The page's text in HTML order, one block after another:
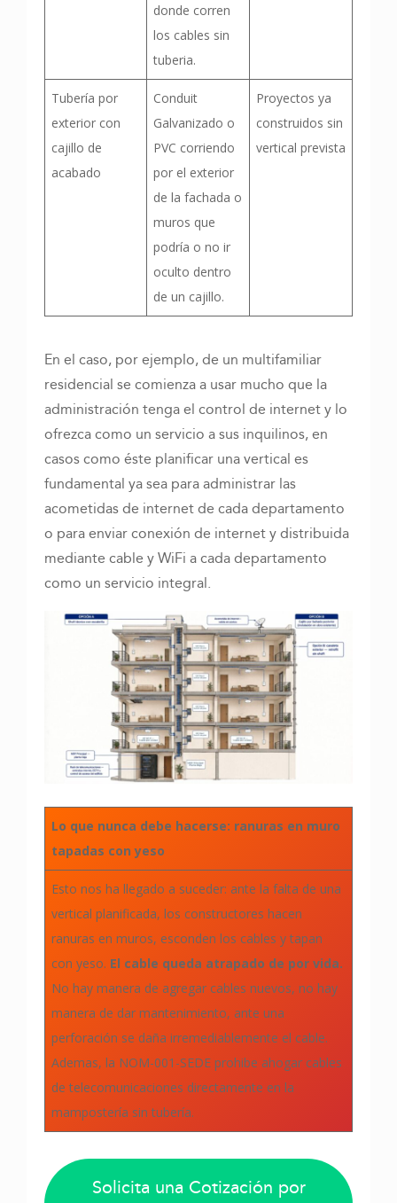
donde corren
los cables sin
tuberia.
Tubería por
exterior con
cajillo de
acabado
Conduit
Galvanizado o
PVC corriendo
por el exterior
de la fachada o
muros que
podría o no ir
oculto dentro
de un cajillo.
Proyectos ya
construidos sin
vertical prevista
En el caso, por ejemplo, de un multifamiliar
residencial se comienza a usar mucho que la
administración tenga el control de internet y lo
ofrezca como un servicio a sus inquilinos, en
casos como éste planificar una vertical es
fundamental ya sea para administrar las
acometidas de internet de cada departamento
o para enviar conexión de internet y distribuida
mediante cable y WiFi a cada departamento
como un servicio integral.
Lo que nunca debe hacerse: ranuras en muro
tapadas con yeso
Esto nos ha llegado a suceder: ante la falta de una
vertical planificada, los constructores hacen
ranuras en muros, esconden los cables y tapan
con yeso. El cable queda atrapado de por vida.
No hay manera de agregar cables nuevos, no hay
manera de dar mantenimiento, ante una
perforación se daña irremediablemente el cable.
Ademas, la NOM-001-SEDE prohibe ahogar cables
de telecomunicaciones directamente en la
mampostería sin tubería.
Solicita una Cotización por